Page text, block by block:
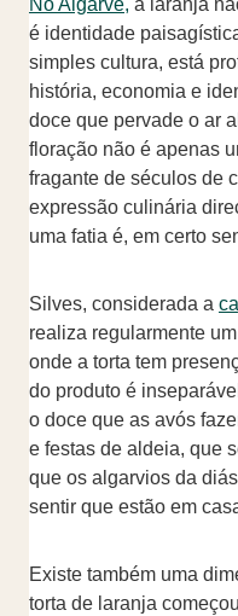
No Algarve, a laranja
é identidade
simples cultura, está
história, economia e
doce que pervade o ar
floração não é apenas
fragante de séculos de
expressão culinária
uma fatia é, em certo
Silves, considerada a
realiza regularmente
onde a torta tem
do produto é
o doce que as avós
e festas de aldeia, que
que os algarvios da
sentir que estão em
Existe também uma
torta de laranja